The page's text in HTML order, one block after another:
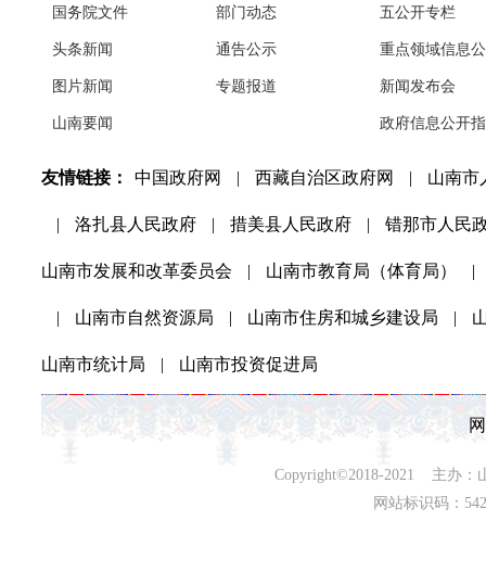
国务院文件
头条新闻
图片新闻
山南要闻
部门动态
通告公示
专题报道
五公开专栏
重点领域信息
新闻发布会
政府信息公开
友情链接： 中国政府网 | 西藏自治区政府网 | 山南市
| 洛扎县人民政府 | 措美县人民政府 | 错那市人民
山南市发展和改革委员会 | 山南市教育局（体育局） |
| 山南市自然资源局 | 山南市住房和城乡建设局 |
山南市统计局 | 山南市投资促进局
Copyright©2018-2021 主办：
网站标识码：